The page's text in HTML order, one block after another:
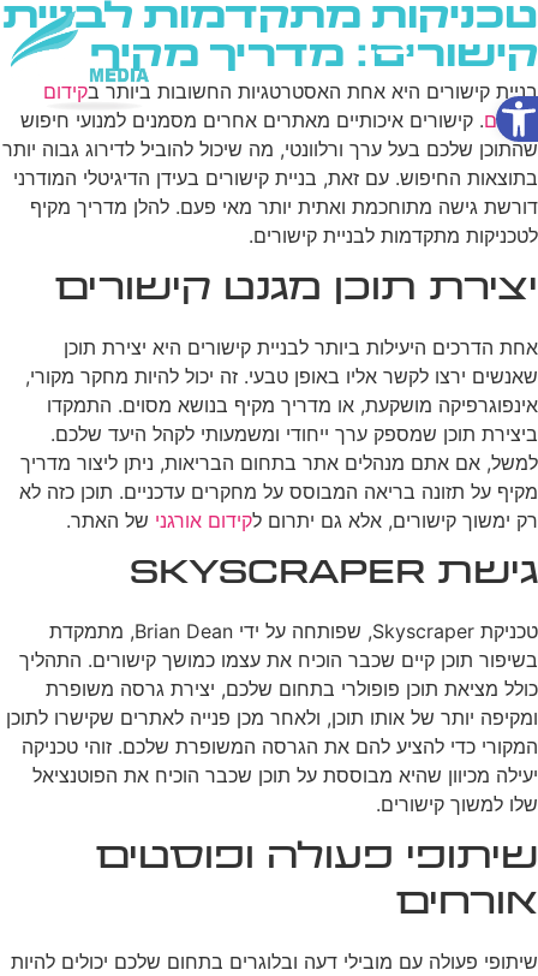
פתח סרגל נגישות
טכניקות מתקדמות לבניית
קישורים: מדריך מקיף
בניית קישורים היא אחת האסטרטגיות החשובות ביותר בקידום
אתרים. קישורים איכותיים מאתרים אחרים מסמנים למנועי חיפוש
שהתוכן שלכם בעל ערך ורלוונטי, מה שיכול להוביל לדירוג גבוה יותר
בתוצאות החיפוש. עם זאת, בניית קישורים בעידן הדיגיטלי המודרני
דורשת גישה מתוחכמת ואתית יותר מאי פעם. להלן מדריך מקיף
לטכניקות מתקדמות לבניית קישורים.
יצירת תוכן מגנט קישורים
אחת הדרכים היעילות ביותר לבניית קישורים היא יצירת תוכן
שאנשים ירצו לקשר אליו באופן טבעי. זה יכול להיות מחקר מקורי,
אינפוגרפיקה מושקעת, או מדריך מקיף בנושא מסוים. התמקדו
ביצירת תוכן שמספק ערך ייחודי ומשמעותי לקהל היעד שלכם.
למשל, אם אתם מנהלים אתר בתחום הבריאות, ניתן ליצור מדריך
מקיף על תזונה בריאה המבוסס על מחקרים עדכניים. תוכן כזה לא
רק ימשוך קישורים, אלא גם יתרום לקידום אורגני של האתר.
גישת Skyscraper
טכניקת Skyscraper, שפותחה על ידי Brian Dean, מתמקדת
בשיפור תוכן קיים שכבר הוכיח את עצמו כמושך קישורים. התהליך
כולל מציאת תוכן פופולרי בתחום שלכם, יצירת גרסה משופרת
ומקיפה יותר של אותו תוכן, ולאחר מכן פנייה לאתרים שקישרו לתוכן
המקורי כדי להציע להם את הגרסה המשופרת שלכם. זוהי טכניקה
יעילה מכיוון שהיא מבוססת על תוכן שכבר הוכיח את הפוטנציאל
שלו למשוך קישורים.
שיתופי פעולה ופוסטים
אורחים
שיתופי פעולה עם מובילי דעה ובלוגרים בתחום שלכם יכולים להיות